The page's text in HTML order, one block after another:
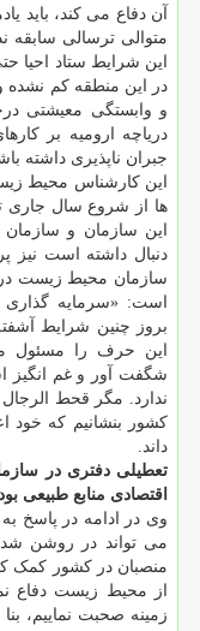
متوالی ترسالی سابقه
این شرایط ستاد احیا
در این منطقه کم نشده
و وابستگی معیشتی
دریاچه ارومیه بر
جبران ناپذیری داشته
این کارشناس محیط
ها از شروع سال جاری
این سازمان و
دنبال داشته است
سازمان محیط زیست
است: «سرمایه گذاری
بروز چنین شرایط
این حرف را مسئول
شگفت آور و غم انگیز
ندارد. مگر قحط
کشور بنشانیم که
داند.
تعطیلی دفتری در
اقتصادی منابع طبیعی
وی در ادامه در پاسخ
می تواند در روشن
منصبان در کشور کمک
از محیط زیست دفاع